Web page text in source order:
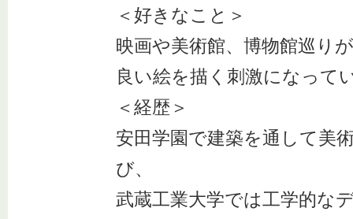
＜好きなこと＞
映画や美術館、博物館巡り
良い絵を描く刺激になって
＜経歴＞
安田学園で建築を通して美
び、
武蔵工業大学では工学的な